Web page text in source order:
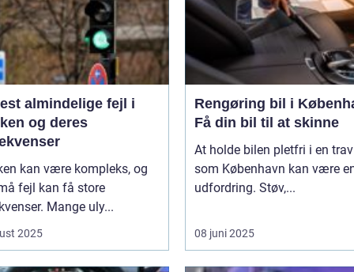
almindelige fejl i
og deres
kan være kompleks, og
fejl kan få store
Mange uly...
2025
Rengøring bil i
Få din bil til at skinne
At holde bilen pletfri i en
som København kan være
udfordring. Støv,...
08 juni 2025